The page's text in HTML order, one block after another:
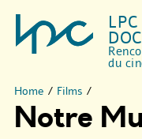
du
Home / Films /
Notre